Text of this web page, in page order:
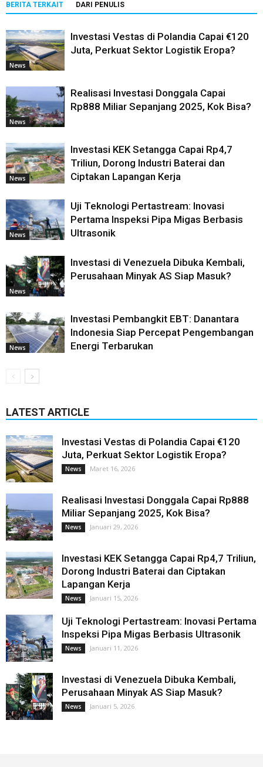
BERITA TERKAIT DARI PENULIS
News
Investasi Vestas di Polandia Capai €120
Juta, Perkuat Sektor Logistik Eropa?
News
Realisasi Investasi Donggala Capai
Rp888 Miliar Sepanjang 2025, Kok Bisa?
News
Investasi KEK Setangga Capai Rp4,7
Triliun, Dorong Industri Baterai dan
Ciptakan Lapangan Kerja
News
Uji Teknologi Pertastream: Inovasi
Pertama Inspeksi Pipa Migas Berbasis
Ultrasonik
News
Investasi di Venezuela Dibuka Kembali,
Perusahaan Minyak AS Siap Masuk?
News
Investasi Pembangkit EBT: Danantara
Indonesia Siap Percepat Pengembangan
Energi Terbarukan
LATEST ARTICLE
Investasi Vestas di Polandia Capai €120
Juta, Perkuat Sektor Logistik Eropa?
News Maret 16, 2026
Realisasi Investasi Donggala Capai Rp888
Miliar Sepanjang 2025, Kok Bisa?
News Januari 29, 2026
Investasi KEK Setangga Capai Rp4,7 Triliun,
Dorong Industri Baterai dan Ciptakan
Lapangan Kerja
News Januari 15, 2026
Uji Teknologi Pertastream: Inovasi Pertama
Inspeksi Pipa Migas Berbasis Ultrasonik
News Januari 11, 2026
Investasi di Venezuela Dibuka Kembali,
Perusahaan Minyak AS Siap Masuk?
News Januari 5, 2026